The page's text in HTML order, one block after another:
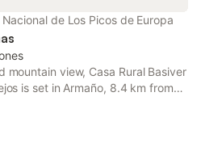
de Los Picos de Europa
mountain view, Casa Rural Basiver
is set in Armaño, 8.4 km from
and 13 km from Desfiladero